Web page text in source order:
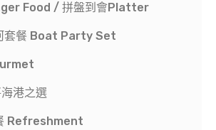
Food / 拼盤到會Platter
套餐 Boat Party Set
港之選
Refreshment